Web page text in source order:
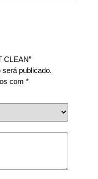
CLEAN”
publicado.
com *